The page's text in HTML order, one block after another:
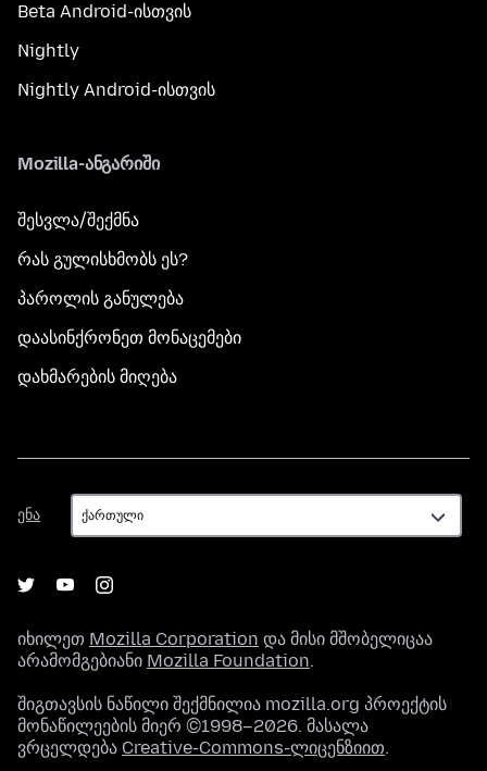
Beta Android-ისთვის
Nightly
Nightly Android-ისთვის
Mozilla-ანგარიში
შესვლა/შექმნა
რას გულისხმობს ეს?
პაროლის განულება
დაასინქრონეთ მონაცემები
დახმარების მიღება
ენა
ენა
იხილეთ Mozilla Corporation და მისი მშობელიცაა
არამომგებიანი Mozilla Foundation.
შიგთავსის ნაწილი შექმნილია mozilla.org პროექტის
მონაწილეების მიერ ©1998–2026. მასალა
ვრცელდება Creative-Commons-ლიცენზიით.